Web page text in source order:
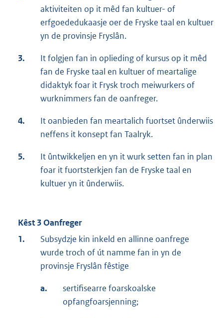
aktiviteiten op it mêd fan kultuer- of
erfgoededukaasje oer de Fryske taal en kultuer
yn de provinsje Fryslân.
3.
It folgjen fan in oplieding of kursus op it mêd
fan de Fryske taal en kultuer of meartalige
didaktyk foar it Frysk troch meiwurkers of
wurknimmers fan de oanfreger.
4.
It oanbieden fan meartalich fuortset ûnderwiis
neffens it konsept fan Taalryk.
5.
It ûntwikkeljen en yn it wurk setten fan in plan
foar it fuortsterkjen fan de Fryske taal en
kultuer yn it ûnderwiis.
Kêst 3 Oanfreger
1.
Subsydzje kin inkeld en allinne oanfrege
wurde troch of út namme fan in yn de
provinsje Fryslân fêstige
a.
sertifisearre foarskoalske
opfangfoarsjenning;